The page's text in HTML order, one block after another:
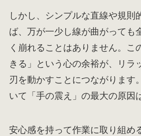
しかし、シンプルな直線や規則
ば、万が一少し線が曲がっても
く崩れることはありません。こ
きる」という心の余裕が、リラ
刃を動かすことにつながります
いて「手の震え」の最大の原因
安心感を持って作業に取り組め